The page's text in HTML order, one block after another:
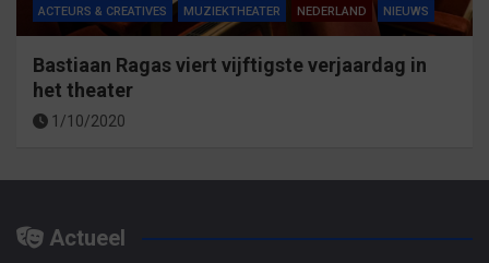
ACTEURS & CREATIVES MUZIEKTHEATER NEDERLAND NIEUWS
Bastiaan Ragas viert vijftigste verjaardag in
het theater
1/10/2020
Actueel